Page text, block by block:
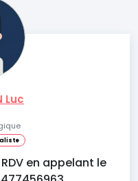
Luc
en appelant le